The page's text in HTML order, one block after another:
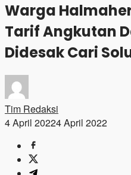
Warga
Tarif Angkutan
Didesak Cari
Tim Redaksi
4 April 20224 April 2022